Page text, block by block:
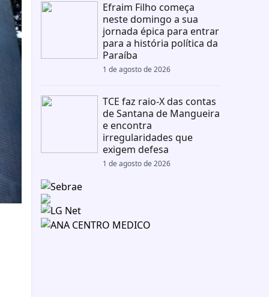
Efraim Filho começa
neste domingo a sua
jornada épica para entrar
para a história política da
Paraíba
1 de agosto de 2026
TCE faz raio-X das contas
de Santana de Mangueira
e encontra
irregularidades que
exigem defesa
1 de agosto de 2026